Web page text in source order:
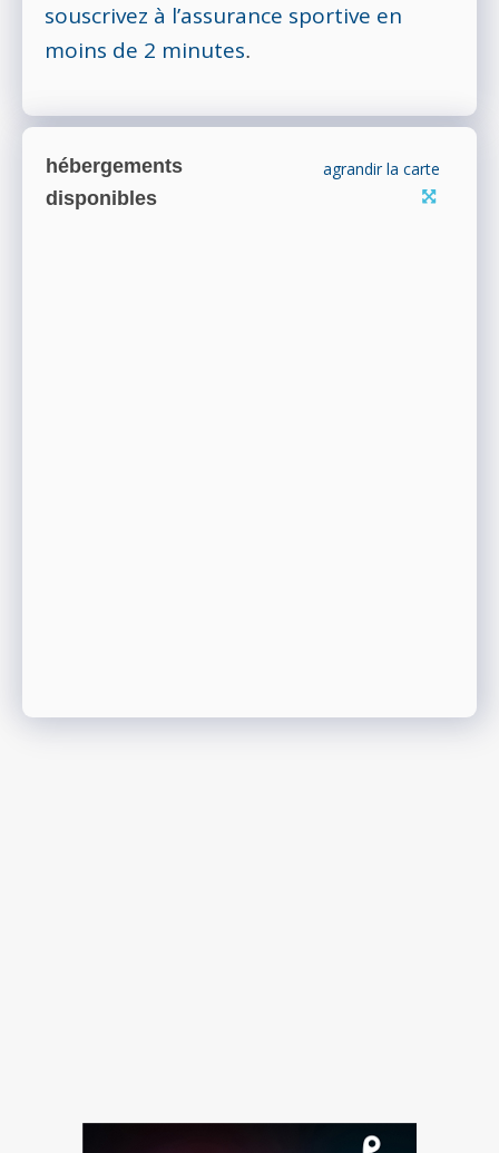
souscrivez à l’assurance sportive en
moins de 2 minutes.
hébergements
disponibles
agrandir la carte